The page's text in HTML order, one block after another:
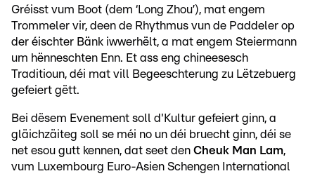
Gréisst vum Boot (dem ‘Long Zhou’), mat engem
Trommeler vir, deen de Rhythmus vun de Paddeler op
der éischter Bänk iwwerhëlt, a mat engem Steiermann
um hënneschten Enn. Et ass eng chineesesch
Traditioun, déi mat vill Begeeschterung zu Lëtzebuerg
gefeiert gëtt.
Bei dësem Evenement soll d'Kultur gefeiert ginn, a
gläichzäiteg soll se méi no un déi bruecht ginn, déi se
net esou gutt kennen, dat seet den Cheuk Man Lam,
vum Luxembourg Euro-Asien Schengen International